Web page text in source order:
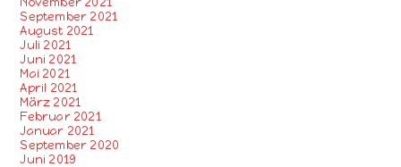
September 2021
August 2021
Juli 2021
Juni 2021
Mai 2021
April 2021
März 2021
Februar 2021
Januar 2021
September 2020
Juni 2019